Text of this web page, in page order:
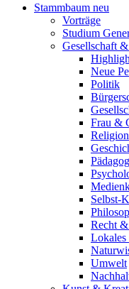
Stammbaum neu
Vorträge
Studium
Gesellschaft
Neue
Politik
Frau &
Religion
Selbst-
Recht
Lokales
Umwelt